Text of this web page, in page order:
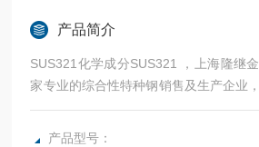
产品简介
SUS321化学成分SUS321 ，上海隆继金属制品有限公司是一
家专业的综合性特种钢销售及生产企业
品牌，常年与宝钢、太钢等合作，法国
伯、美国斯穆集团等世界为国内各大加
产品型号：